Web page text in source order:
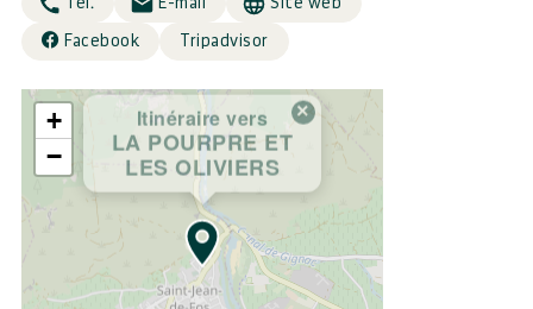
Facebook Tripadvisor
Itinéraire vers
LA POURPRE ET
LES OLIVIERS
×
+
−